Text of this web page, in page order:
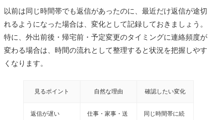
以前は同じ時間帯でも返信があったのに、最近だけ返信が途切
れるようになった場合は、変化として記録しておきましょう。
特に、外出前後・帰宅前・予定変更のタイミングに連絡頻度が
変わる場合は、時間の流れとして整理すると状況を把握しやす
くなります。
見るポイント 自然な理由 確認したい変化
返信が遅い
仕事・家事・送
同じ時間帯に続